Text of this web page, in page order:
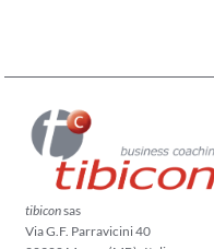
tibiconsas
Via G.F. Parravicini 40